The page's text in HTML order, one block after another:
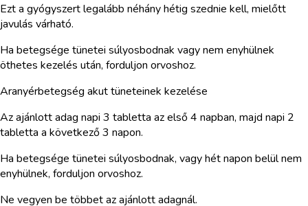
Ezt a gyógyszert legalább néhány hétig szednie kell, mielőtt
javulás várható.
Ha betegsége tünetei súlyosbodnak vagy nem enyhülnek
öthetes kezelés után, forduljon orvoshoz.
Aranyérbetegség akut tüneteinek kezelése
Az ajánlott adag napi 3 tabletta az első 4 napban, majd napi 2
tabletta a következő 3 napon.
Ha betegsége tünetei súlyosbodnak, vagy hét napon belül nem
enyhülnek, forduljon orvoshoz.
Ne vegyen be többet az ajánlott adagnál.